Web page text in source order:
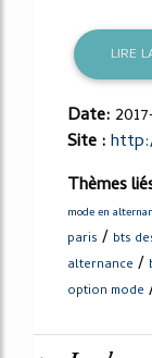
LIRE
Date:
Site :
Thèmes
mode en
paris / bts
alternance /
option mode